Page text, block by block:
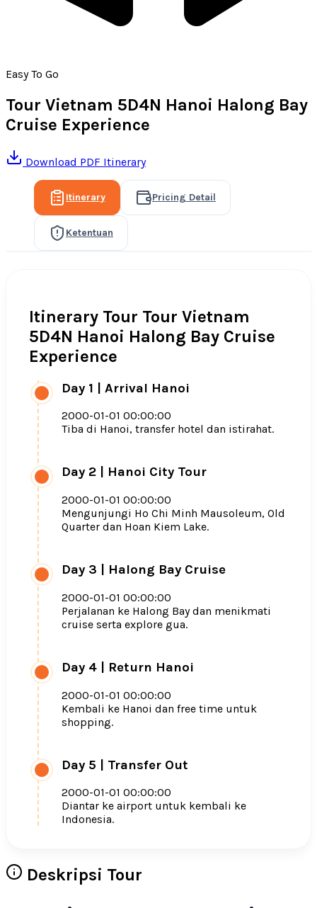
Easy To Go
Tour Vietnam 5D4N Hanoi Halong Bay
Cruise Experience
Download PDF Itinerary
Itinerary Pricing Detail
Ketentuan
Itinerary Tour Tour Vietnam
5D4N Hanoi Halong Bay Cruise
Experience
Day 1 | Arrival Hanoi
2000-01-01 00:00:00
Tiba di Hanoi, transfer hotel dan istirahat.
Day 2 Hanoi City Tour
2000-01-01 00:00:00
Mengunjungi Ho Chi Minh Mausoleum, Old
Quarter dan Hoan Kiem Lake.
Day 3 Halong Bay Cruise
2000-01-01 00:00:00
Perjalanan ke Halong Bay dan menikmati
cruise serta explore gua.
Day 4 Return Hanoi
2000-01-01 00:00:00
Kembali ke Hanoi dan free time untuk
shopping.
Day 5 | Transfer Out
2000-01-01 00:00:00
Diantar ke airport untuk kembali ke
Indonesia.
Deskripsi Tour